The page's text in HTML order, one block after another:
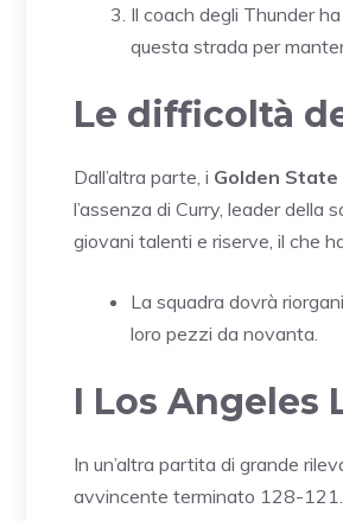
Il coach degli Thunder
questa strada per
Le difficoltà
Dall’altra parte, i Golden
l’assenza di Curry, leader
giovani talenti e riserve, il che
La squadra dovrà
loro pezzi da novanta.
I Los Angeles
In un’altra partita di grande
avvincente terminato 128-